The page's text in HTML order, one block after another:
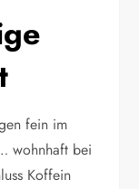
fein im
wohnhaft bei
Koffein